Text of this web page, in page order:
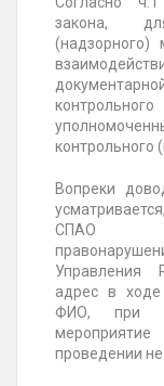
закона,
(надзорного)
контрольного
Вопреки
СПАО
Управления
адрес в
ФИО, при
проведении